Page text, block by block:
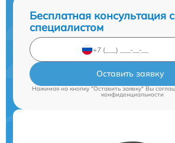
Бесплатная консультация
специалистом
Оставить заявку
Нажимая на кнопку "Оставить заявку" Вы
конфиденциальности